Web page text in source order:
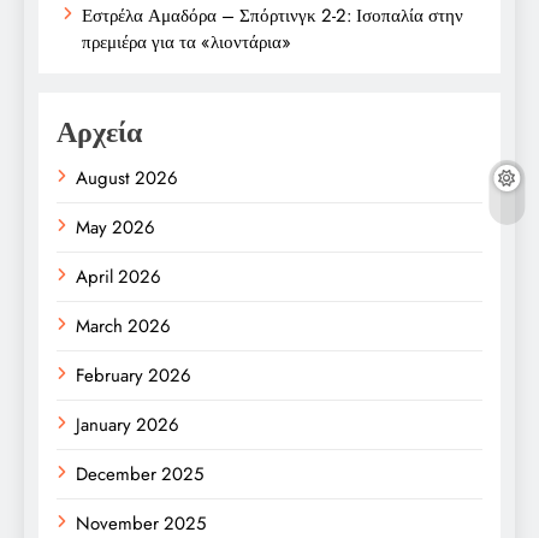
Εστρέλα Αμαδόρα – Σπόρτινγκ 2-2: Ισοπαλία στην
πρεμιέρα για τα «λιοντάρια»
Αρχεία
August 2026
May 2026
April 2026
March 2026
February 2026
January 2026
December 2025
November 2025